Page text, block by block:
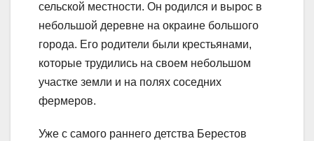
сельской местности. Он родился и вырос в
небольшой деревне на окраине большого
города. Его родители были крестьянами,
которые трудились на своем небольшом
участке земли и на полях соседних
фермеров.
Уже с самого раннего детства Берестов